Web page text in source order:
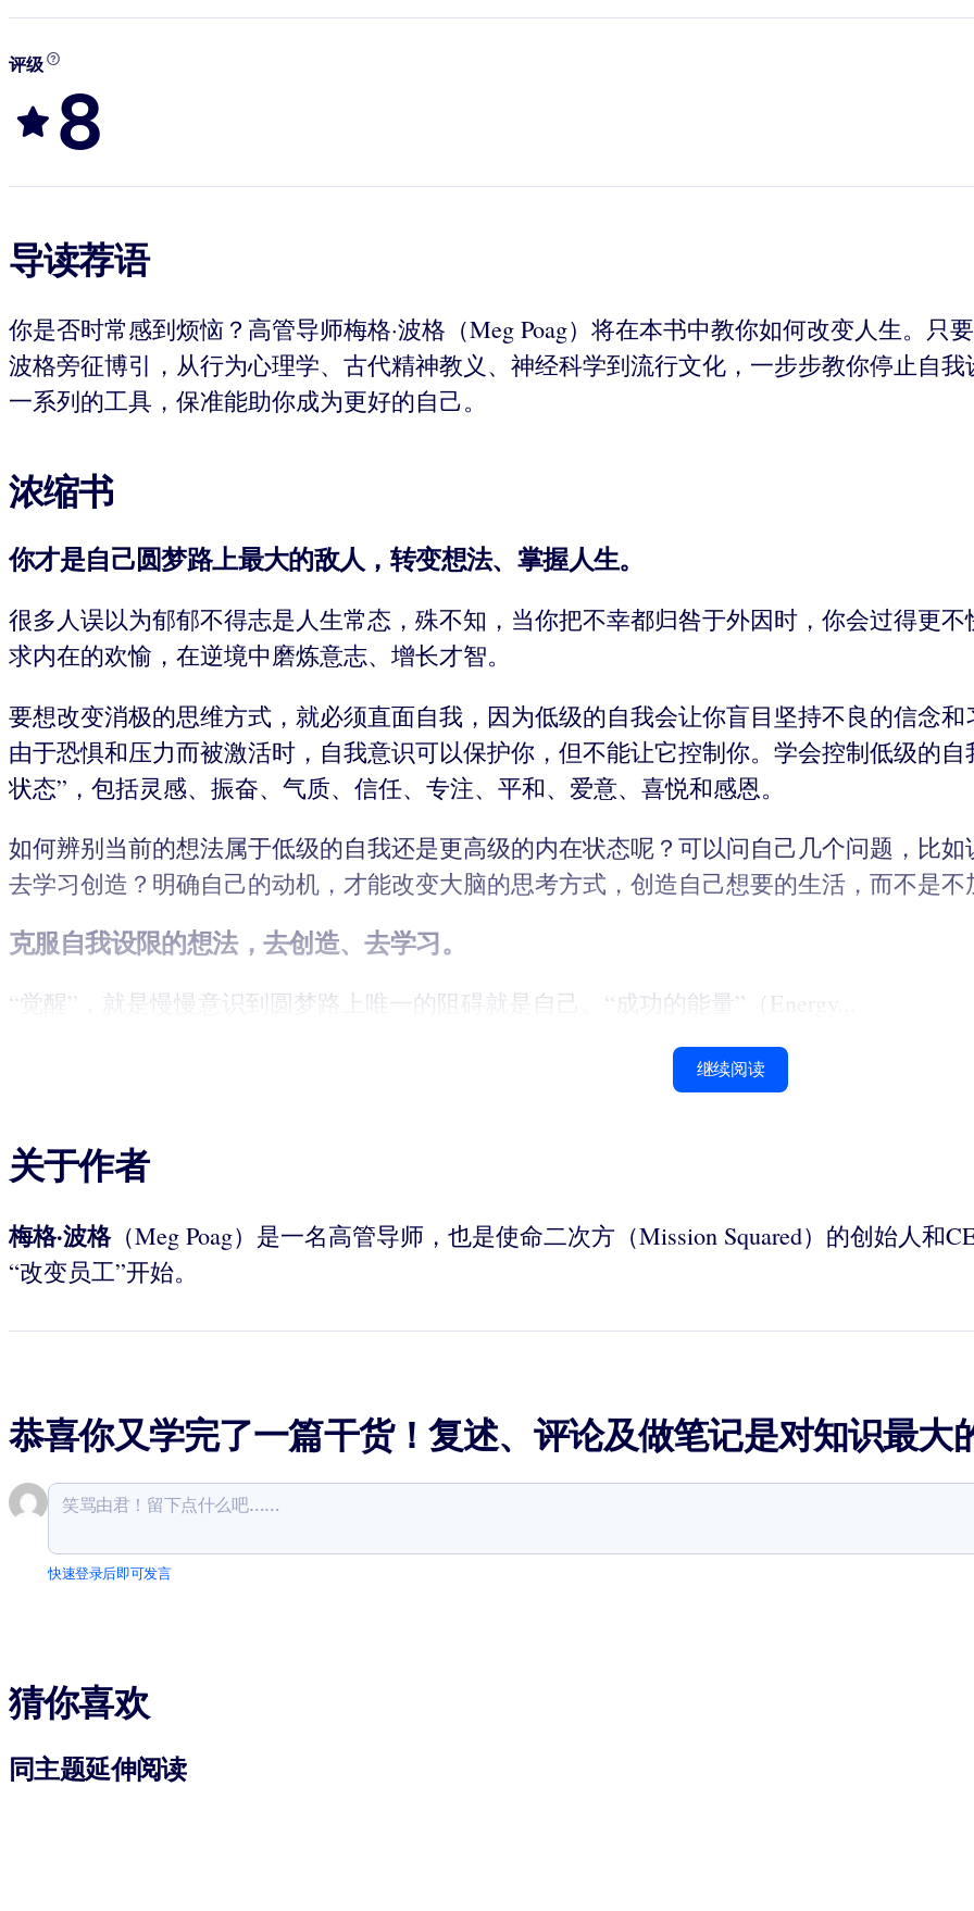
评级
8
导读荐语
你是否时常感到烦恼？高管导师梅格·波格（Meg Poag）将在本书中教你如何改变人生。只
波格旁征博引，从行为心理学、古代精神教义、神经科学到流行文化，一步步教你停止自
一系列的工具，保准能助你成为更好的自己。
浓缩书
你才是自己圆梦路上最大的敌人，转变想法、掌握人生。
很多人误以为郁郁不得志是人生常态，殊不知，当你把不幸都归咎于外因时，你会过得更
求内在的欢愉，在逆境中磨炼意志、增长才智。
要想改变消极的思维方式，就必须直面自我，因为低级的自我会让你盲目坚持不良的信念
由于恐惧和压力而被激活时，自我意识可以保护你，但不能让它控制你。学会控制低级的
状态”，包括灵感、振奋、气质、信任、专注、平和、爱意、喜悦和感恩。
如何辨别当前的想法属于低级的自我还是更高级的内在状态呢？可以问自己几个问题，比
去学习创造？明确自己的动机，才能改变大脑的思考方式，创造自己想要的生活，而不是不
克服自我设限的想法，去创造、去学习。
“觉醒”，就是慢慢意识到圆梦路上唯一的阻碍就是自己。“成功的能量”（Energy...
继续阅读
关于作者
梅格·波格（Meg Poag）是一名高管导师，也是使命二次方（Mission Squared）的创始人和
“改变员工”开始。
恭喜你又学完了一篇干货！复述、评论及做笔记是对知识最大
快速登录后即可发言
猜你喜欢
同主题延伸阅读